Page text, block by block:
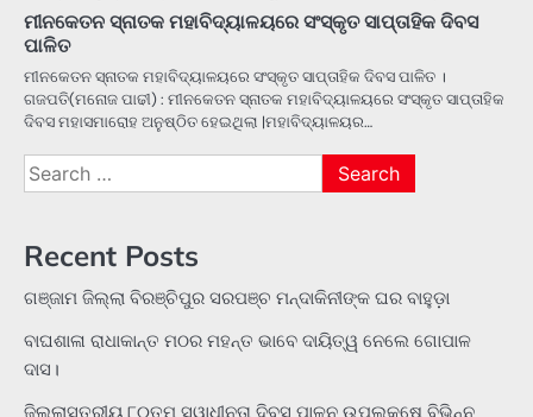
ମୀନକେତନ ସ୍ନାତକ ମହାବିଦ୍ୟାଳୟରେ ସଂସ୍କୃତ ସାପ୍ତାହିକ ଦିବସ
ପାଳିତ
ମୀନକେତନ ସ୍ନାତକ ମହାବିଦ୍ୟାଳୟରେ ସଂସ୍କୃତ ସାପ୍ତାହିକ ଦିବସ ପାଳିତ ।
ଗଜପତି(ମନୋଜ ପାଢୀ) : ମୀନକେତନ ସ୍ନାତକ ମହାବିଦ୍ୟାଳୟରେ ସଂସ୍କୃତ ସାପ୍ତାହିକ
ଦିବସ ମହାସମାରୋହ ଅନୁଷ୍ଠିତ ହେଇଥିଲା |ମହାବିଦ୍ୟାଳୟର…
Search
for:
Recent Posts
ଗଞ୍ଜାମ ଜିଲ୍ଲା ବିରଞ୍ଚିପୁର ସରପଞ୍ଚ ମନ୍ଦାକିନୀଙ୍କ ଘର ବାହୁଡ଼ା
ବାଘଶାଳା ରାଧାକାନ୍ତ ମଠର ମହନ୍ତ ଭାବେ ଦାୟିତ୍ୱ ନେଲେ ଗୋପାଳ
ଦାସ।
ଜିଲ୍ଲାସ୍ତରୀୟ ୮୦ତମ ସ୍ୱାଧୀନତା ଦିବସ ପାଳନ ଉପଲକ୍ଷେ ବିଭିନ୍ନ